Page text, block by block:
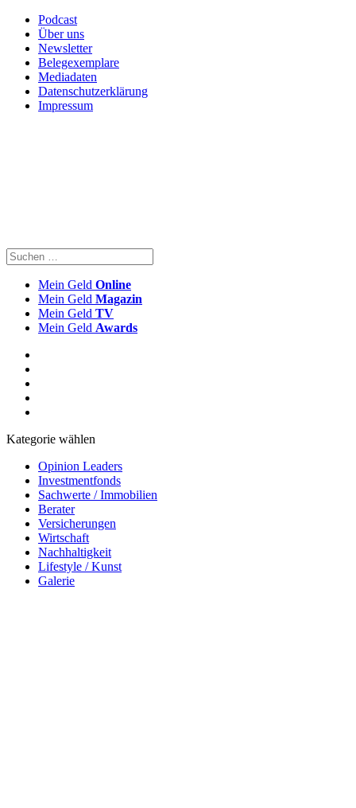
Podcast
Über uns
Newsletter
Belegexemplare
Mediadaten
Datenschutzerklärung
Impressum
Mein Geld Online
Mein Geld Magazin
Mein Geld TV
Mein Geld Awards
Kategorie wählen
Opinion Leaders
Investmentfonds
Sachwerte / Immobilien
Berater
Versicherungen
Wirtschaft
Nachhaltigkeit
Lifestyle / Kunst
Galerie